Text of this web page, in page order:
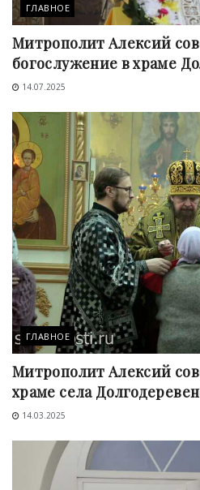
ГЛАВНОЕ
Митрополит Алексий
богослужение в храме
14.07.2025
ГЛАВНОЕ
Митрополит Алексий
храме села
14.03.2025